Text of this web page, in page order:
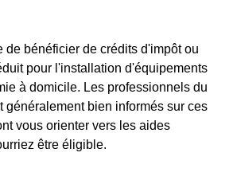
de bénéficier de crédits d'impôt ou
pour l'installation d'équipements
à domicile. Les professionnels du
généralement bien informés sur ces
vous orienter vers les aides
être éligible.